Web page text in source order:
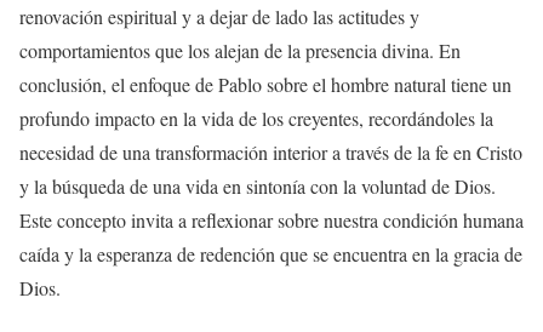
renovación espiritual y a dejar de lado las actitudes y
comportamientos que los alejan de la presencia divina. En
conclusión, el enfoque de Pablo sobre el hombre natural tiene un
profundo impacto en la vida de los creyentes, recordándoles la
necesidad de una transformación interior a través de la fe en Cristo
y la búsqueda de una vida en sintonía con la voluntad de Dios.
Este concepto invita a reflexionar sobre nuestra condición humana
caída y la esperanza de redención que se encuentra en la gracia de
Dios.